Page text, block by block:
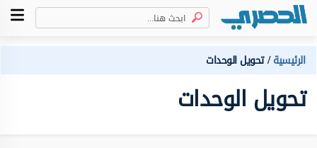
الرئيسية تحويل الوحدات
تحويل الوحدات